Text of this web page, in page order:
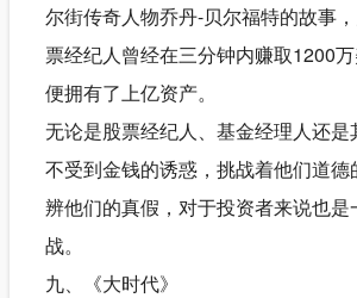
尔街传奇人物乔丹-贝尔福特的故事
票经纪人曾经在三分钟内赚取1200
便拥有了上亿资产。
无论是股票经纪人、基金经理人还是
不受到金钱的诱惑，挑战着他们道德
辨他们的真假，对于投资者来说也是
战。
九、《大时代》